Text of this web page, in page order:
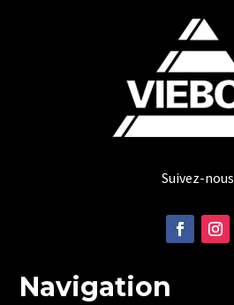
Suivez-nous
Navigation